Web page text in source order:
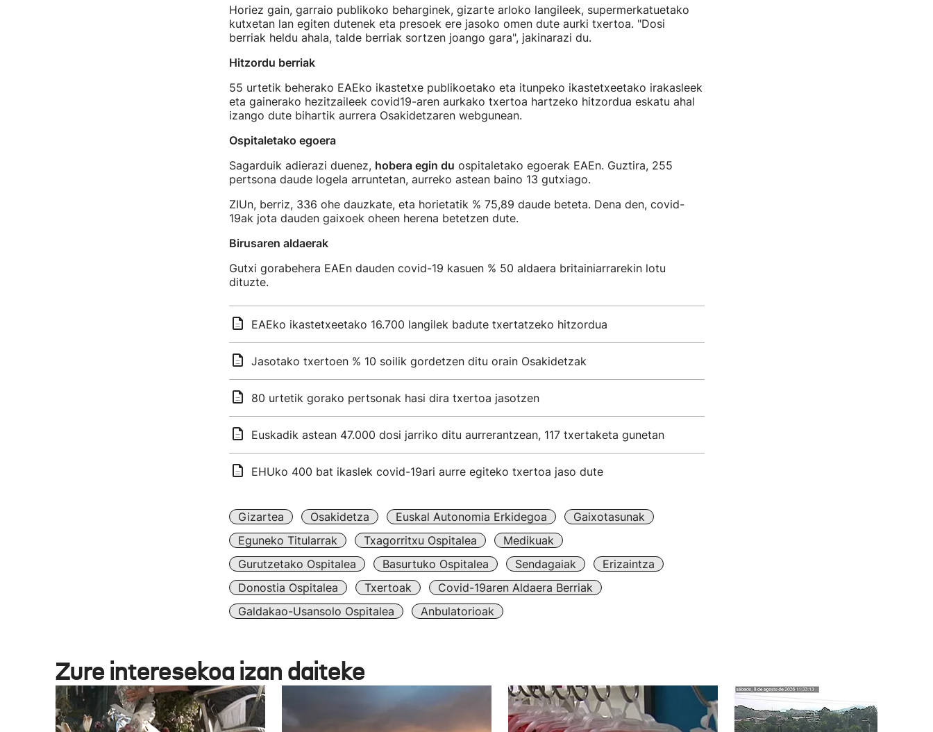
Horiez gain, garraio publikoko beharginek, gizarte arloko langileek, supermerkatuetako
kutxetan lan egiten dutenek eta presoek ere jasoko omen dute aurki txertoa. "Dosi
berriak heldu ahala, talde berriak sortzen joango gara", jakinarazi du.
Hitzordu berriak
55 urtetik beherako EAEko ikastetxe publikoetako eta itunpeko ikastetxeetako irakasleek
eta gainerako hezitzaileek covid19-aren aurkako txertoa hartzeko hitzordua eskatu ahal
izango dute bihartik aurrera Osakidetzaren webgunean.
Ospitaletako egoera
Sagarduik adierazi duenez, hobera egin du ospitaletako egoerak EAEn. Guztira, 255
pertsona daude logela arruntetan, aurreko astean baino 13 gutxiago.
ZIUn, berriz, 336 ohe dauzkate, eta horietatik % 75,89 daude beteta. Dena den, covid-
19ak jota dauden gaixoek oheen herena betetzen dute.
Birusaren aldaerak
Gutxi gorabehera EAEn dauden covid-19 kasuen % 50 aldaera britainiarrarekin lotu
dituzte.
EAEko ikastetxeetako 16.700 langilek badute txertatzeko hitzordua
Jasotako txertoen % 10 soilik gordetzen ditu orain Osakidetzak
80 urtetik gorako pertsonak hasi dira txertoa jasotzen
Euskadik astean 47.000 dosi jarriko ditu aurrerantzean, 117 txertaketa gunetan
EHUko 400 bat ikaslek covid-19ari aurre egiteko txertoa jaso dute
Gizartea Osakidetza Euskal Autonomia Erkidegoa
Gaixotasunak
Eguneko Titularrak
Txagorritxu Ospitalea
Medikuak
Gurutzetako Ospitalea
Basurtuko Ospitalea Sendagaiak
Erizaintza
Donostia Ospitalea
Txertoak
Covid-19aren Aldaera Berriak
Galdakao-Usansolo Ospitalea
Anbulatorioak
Zure interesekoa izan daiteke